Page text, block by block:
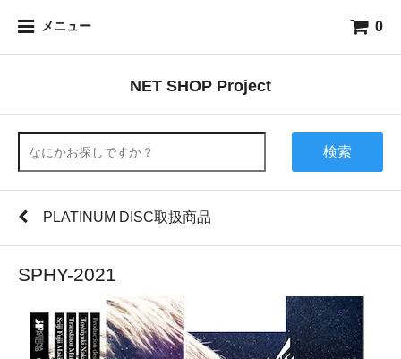
メニュー 0
NET SHOP Project
検索
PLATINUM DISC取扱商品
SPHY-2021